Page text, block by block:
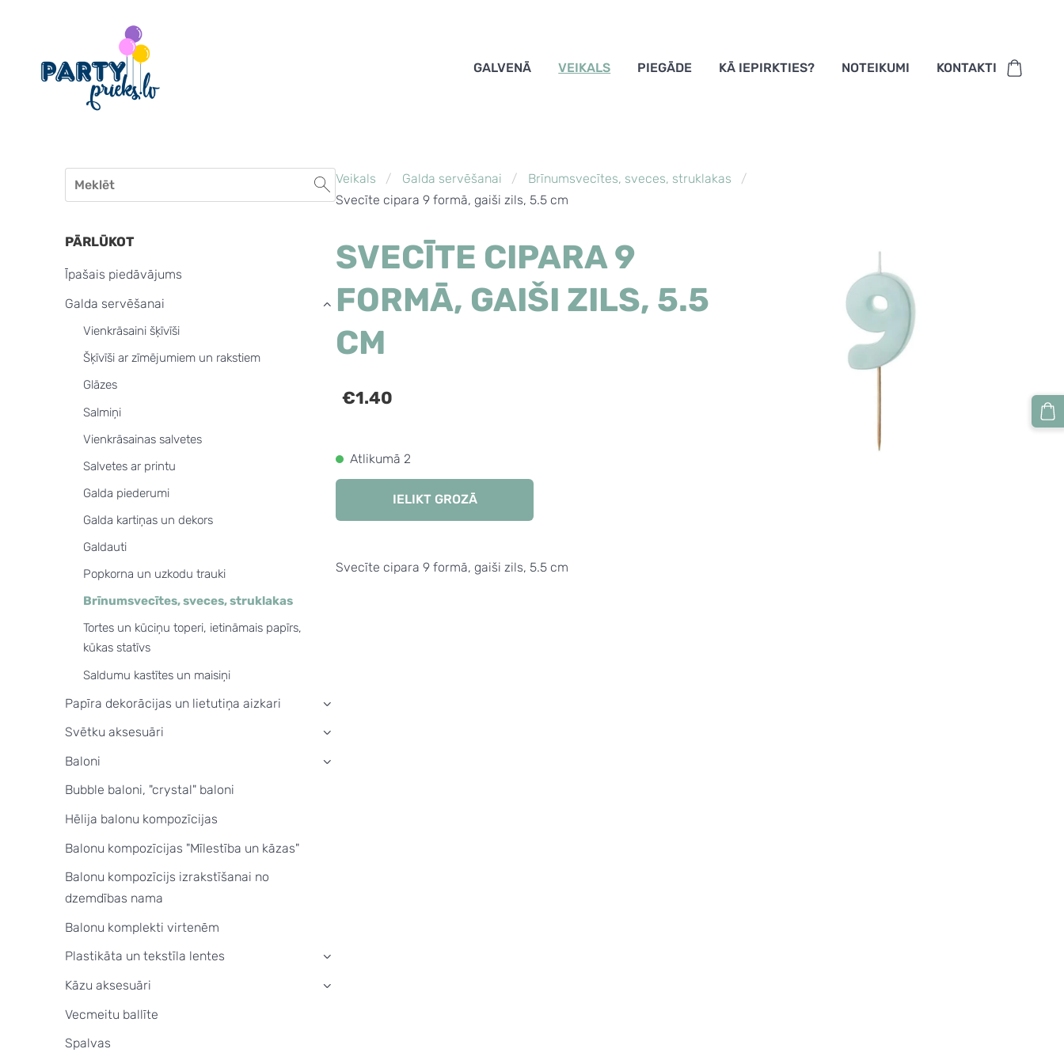
GALVENĀ VEIKALS PIEGĀDE KĀ IEPIRKTIES? NOTEIKUMI KONTAKTI
PĀRLŪKOT
Īpašais piedāvājums
Galda servēšanai
Vienkrāsaini šķīvīši
Šķīvīši ar zīmējumiem un rakstiem
Glāzes
Salmiņi
Vienkrāsainas salvetes
Salvetes ar printu
Galda piederumi
Galda kartiņas un dekors
Galdauti
Popkorna un uzkodu trauki
Brīnumsvecītes, sveces, struklakas
Tortes un kūciņu toperi, ietināmais papīrs,
kūkas statīvs
Saldumu kastītes un maisiņi
›
Papīra dekorācijas un lietutiņa aizkari ›
Svētku aksesuāri ›
Baloni ›
Bubble baloni, "crystal" baloni
Hēlija balonu kompozīcijas
Balonu kompozīcijas "Mīlestība un kāzas"
Balonu kompozīcijs izrakstīšanai no
dzemdības nama
Balonu komplekti virtenēm
Plastikāta un tekstīla lentes
›
Kāzu aksesuāri ›
Vecmeitu ballīte
Spalvas
Veikals Galda servēšanai
Brīnumsvecītes, sveces, struklakas
Svecīte cipara 9 formā, gaiši zils, 5.5 cm
SVECĪTE CIPARA 9
FORMĀ, GAIŠI ZILS, 5.5
CM
€1.40
Atlikumā 2
IELIKT GROZĀ
Svecīte cipara 9 formā, gaiši zils, 5.5 cm